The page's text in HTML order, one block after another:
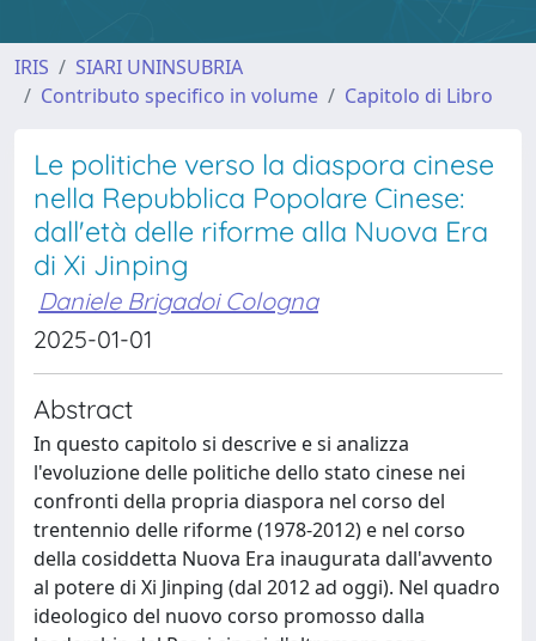
IRIS
SIARI UNINSUBRIA
Contributo specifico in volume
Capitolo di Libro
Le politiche verso la diaspora cinese
nella Repubblica Popolare Cinese:
dall'età delle riforme alla Nuova Era
di Xi Jinping
Daniele Brigadoi Cologna
2025-01-01
Abstract
In questo capitolo si descrive e si analizza
l'evoluzione delle politiche dello stato cinese nei
confronti della propria diaspora nel corso del
trentennio delle riforme (1978-2012) e nel corso
della cosiddetta Nuova Era inaugurata dall'avvento
al potere di Xi Jinping (dal 2012 ad oggi). Nel quadro
ideologico del nuovo corso promosso dalla